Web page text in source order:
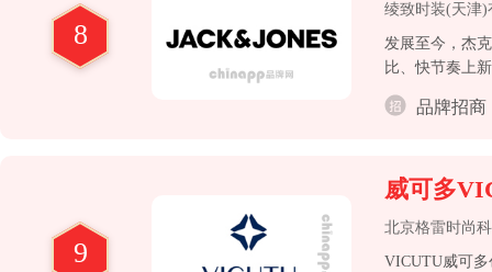
8
绫致时装(天津)
发展至今，杰
比、快节奏上
品牌招商
9
威可多
北京格雷时尚
VICUTU威可